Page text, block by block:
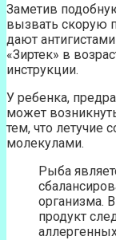
Заметив
вызвать скорую
дают
«Зиртек» в
инструкции.
У ребенка,
может
тем, что
молекулами.
Рыба
организма.
продукт